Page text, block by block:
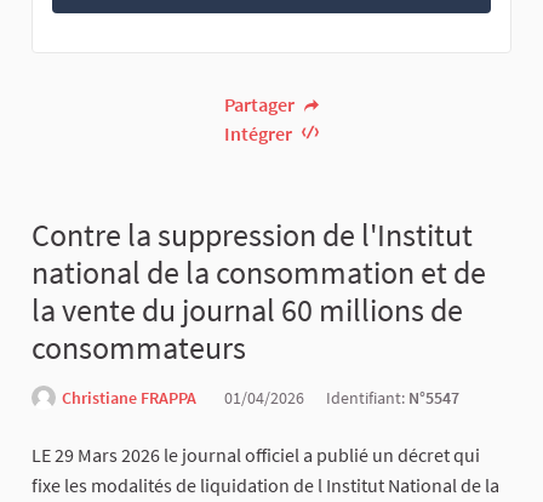
Partager
Intégrer
Contre la suppression de l'Institut
national de la consommation et de
la vente du journal 60 millions de
consommateurs
Christiane FRAPPA 01/04/2026 Identifiant: N°5547
LE 29 Mars 2026 le journal officiel a publié un décret qui
fixe les modalités de liquidation de l Institut National de la